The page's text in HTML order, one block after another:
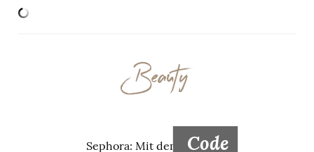
Beauty
Sephora: Mit dem
Code